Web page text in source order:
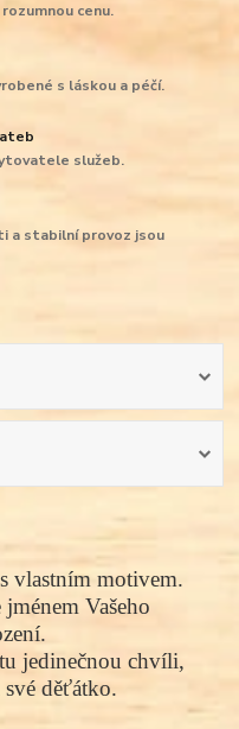
cenu.
s láskou a péčí.
služeb.
a stabilní provoz jsou
vlastním motivem.
Vašeho
jedinečnou chvíli,
děťátko.